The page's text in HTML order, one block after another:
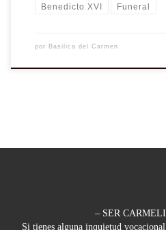
Benedicto XVI Funeral
por Basilica del Carmen
– SER
Si tienes alguna inquietud